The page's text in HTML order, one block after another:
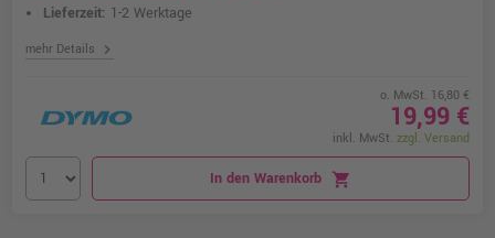
Lieferzeit: 1-2 Werktage
mehr Details chevron_right
o. MwSt. 16,80 €
19,99 €
inkl. MwSt. zzgl. Versand
In den Warenkorb shopping_cart